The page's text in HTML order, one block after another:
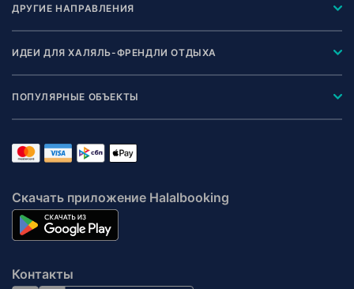
ДРУГИЕ НАПРАВЛЕНИЯ
ИДЕИ ДЛЯ ХАЛЯЛЬ-ФРЕНДЛИ ОТДЫХА
ПОПУЛЯРНЫЕ ОБЪЕКТЫ
Скачать приложение Halalbooking
Контакты